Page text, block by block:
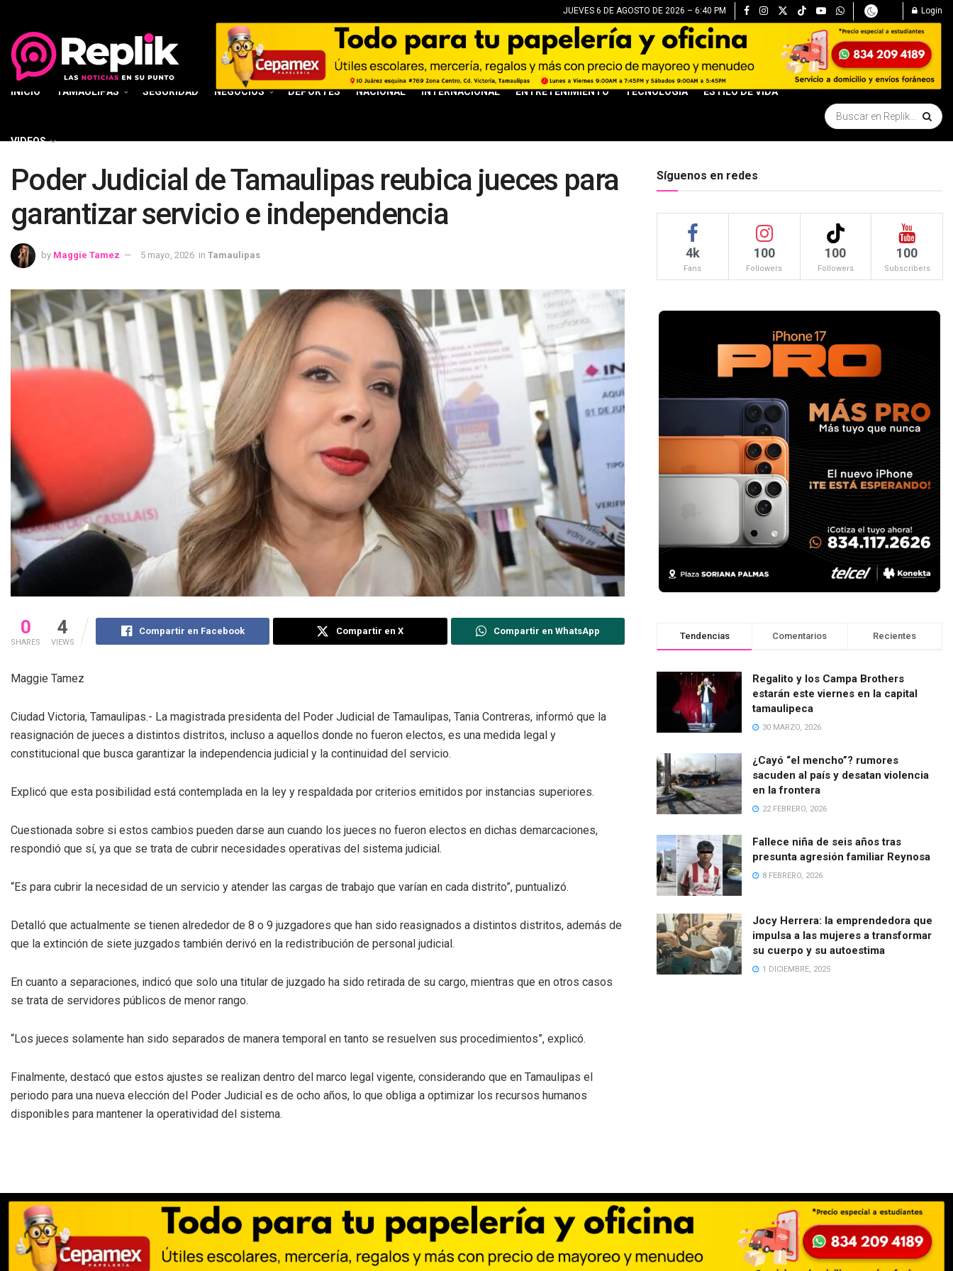
JUEVES 6 DE AGOSTO DE 2026 – 6:40 PM Login
INICIO TAMAULIPAS SEGURIDAD NEGOCIOS DEPORTES NACIONAL INTERNACIONAL ENTRETENIMIENTO TECNOLOGÍA ESTILO DE VIDA
VIDEOS
Poder Judicial de Tamaulipas reubica jueces para
garantizar servicio e independencia
by Maggie Tamez 5 mayo, 2026 in Tamaulipas
0
SHARES
4
VIEWS
Compartir en Facebook Compartir en X Compartir en WhatsApp
Maggie Tamez
Ciudad Victoria, Tamaulipas.- La magistrada presidenta del Poder Judicial de Tamaulipas, Tania Contreras, informó que la
reasignación de jueces a distintos distritos, incluso a aquellos donde no fueron electos, es una medida legal y
constitucional que busca garantizar la independencia judicial y la continuidad del servicio.
Explicó que esta posibilidad está contemplada en la ley y respaldada por criterios emitidos por instancias superiores.
Cuestionada sobre si estos cambios pueden darse aun cuando los jueces no fueron electos en dichas demarcaciones,
respondió que sí, ya que se trata de cubrir necesidades operativas del sistema judicial.
“Es para cubrir la necesidad de un servicio y atender las cargas de trabajo que varían en cada distrito”, puntualizó.
Detalló que actualmente se tienen alrededor de 8 o 9 juzgadores que han sido reasignados a distintos distritos, además de
que la extinción de siete juzgados también derivó en la redistribución de personal judicial.
En cuanto a separaciones, indicó que solo una titular de juzgado ha sido retirada de su cargo, mientras que en otros casos
se trata de servidores públicos de menor rango.
“Los jueces solamente han sido separados de manera temporal en tanto se resuelven sus procedimientos”, explicó.
Finalmente, destacó que estos ajustes se realizan dentro del marco legal vigente, considerando que en Tamaulipas el
periodo para una nueva elección del Poder Judicial es de ocho años, lo que obliga a optimizar los recursos humanos
disponibles para mantener la operatividad del sistema.
Síguenos en redes
4k
Fans
100
Followers
100
Followers
100
Subscribers
Tendencias Comentarios Recientes
Regalito y los Campa Brothers
estarán este viernes en la capital
tamaulipeca
30 MARZO, 2026
¿Cayó “el mencho”? rumores
sacuden al país y desatan violencia
en la frontera
22 FEBRERO, 2026
Fallece niña de seis años tras
presunta agresión familiar Reynosa
8 FEBRERO, 2026
Jocy Herrera: la emprendedora que
impulsa a las mujeres a transformar
su cuerpo y su autoestima
1 DICIEMBRE, 2025